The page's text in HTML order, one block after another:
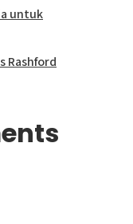
untuk
Rashford